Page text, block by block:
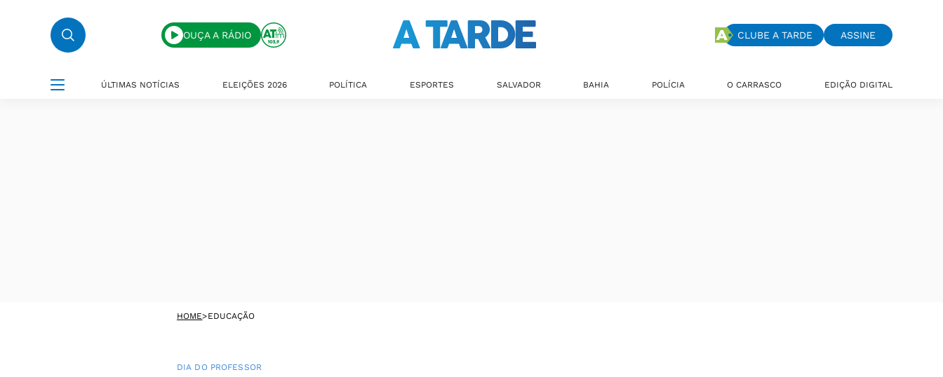
OUÇA A RÁDIO CLUBE A TARDE ASSINE
ÚLTIMAS NOTÍCIAS ELEIÇÕES 2026 POLÍTICA ESPORTES SALVADOR BAHIA POLÍCIA O CARRASCO EDIÇÃO DIGITAL
HOME>EDUCAÇÃO
DIA DO PROFESSOR